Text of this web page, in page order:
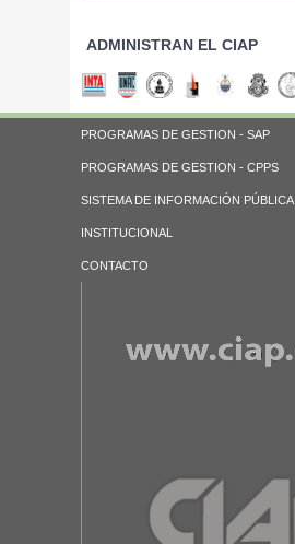
ADMINISTRAN EL CIAP
PROGRAMAS DE GESTION - SAP
PROGRAMAS DE GESTION - CPPS
SISTEMA DE INFORMACIÓN PÚBLICA
INSTITUCIONAL
CONTACTO